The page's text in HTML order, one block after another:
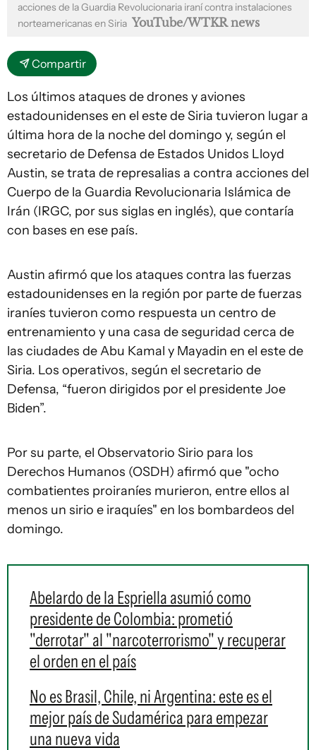
acciones de la Guardia Revolucionaria iraní contra instalaciones
norteamericanas en Siria YouTube/WTKR news
Compartir
Los últimos ataques de drones y aviones
estadounidenses en el este de Siria tuvieron lugar a
última hora de la noche del domingo y, según el
secretario de Defensa de Estados Unidos Lloyd
Austin, se trata de represalias a contra acciones del
Cuerpo de la Guardia Revolucionaria Islámica de
Irán (IRGC, por sus siglas en inglés), que contaría
con bases en ese país.
Austin afirmó que los ataques contra las fuerzas
estadounidenses en la región por parte de fuerzas
iraníes tuvieron como respuesta un centro de
entrenamiento y una casa de seguridad cerca de
las ciudades de Abu Kamal y Mayadin en el este de
Siria. Los operativos, según el secretario de
Defensa, “fueron dirigidos por el presidente Joe
Biden”.
Por su parte, el Observatorio Sirio para los
Derechos Humanos (OSDH) afirmó que "ocho
combatientes proiraníes murieron, entre ellos al
menos un sirio e iraquíes" en los bombardeos del
domingo.
Abelardo de la Espriella asumió como
presidente de Colombia: prometió
"derrotar" al "narcoterrorismo" y recuperar
el orden en el país
No es Brasil, Chile, ni Argentina: este es el
mejor país de Sudamérica para empezar
una nueva vida